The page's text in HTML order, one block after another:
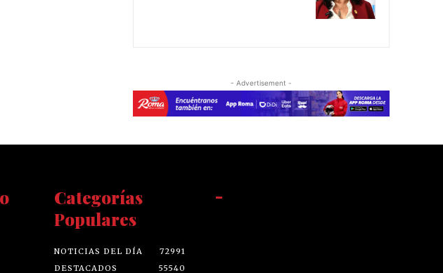
- Advertisement -
Categorías
Populares
NOTICIAS DEL DÍA
72991
DESTACADOS
55540
-